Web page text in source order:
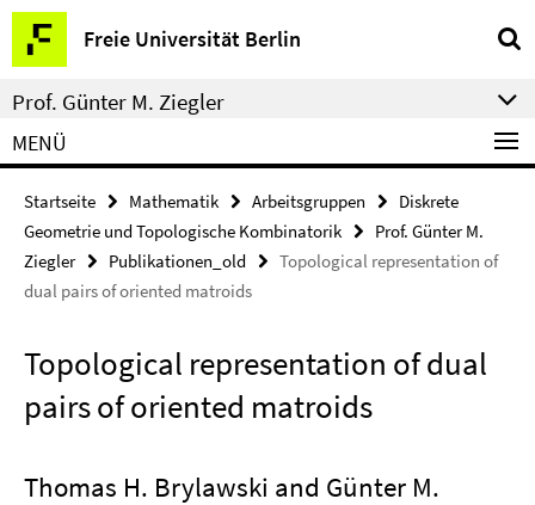
Springe
direkt
zu
Inhalt
Freie Universität Berlin
Service-
Navigation
Prof. Günter M. Ziegler
MENÜ
Startseite Mathematik Arbeitsgruppen
Diskrete
Geometrie und Topologische Kombinatorik
Prof. Günter M.
Ziegler
Publikationen_old
Topological representation of
dual pairs of oriented matroids
Topological representation of dual
pairs of oriented matroids
Thomas H. Brylawski and Günter M.